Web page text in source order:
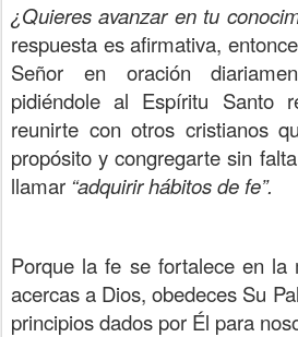
¿Quieres avanzar en tu
respuesta es afirmativa,
Señor en oración
pidiéndole al Espíritu Santo
reunirte con otros cristianos
propósito y congregarte sin
llamar “adquirir hábitos de fe”.
Porque la fe se fortalece en
acercas a Dios, obedeces Su
principios dados por Él para